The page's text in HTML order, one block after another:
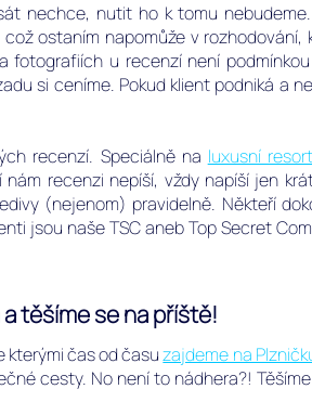
nechce, nutit ho k tomu
ostaním napomůže v
fotografiích u recenzí není
si ceníme. Pokud klient podniká a
recenzí. Speciálně na luxusní
recenzi nepíší, vždy napíší jen
(nejenom) pravidelně. Někteří
jsou našeTSCanebTop Secret
těšíme se na příště!
kterými čas od časuzajdeme na
cesty. No není to nádhera?!